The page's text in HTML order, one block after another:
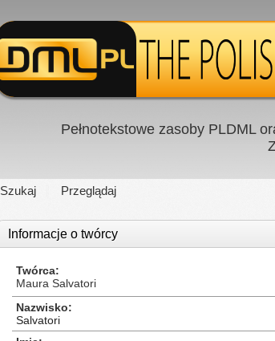
Pełnotekstowe zasoby PLDML
Szukaj Przeglądaj
Informacje o twórcy
Twórca
Maura Salvatori
Nazwisko
Salvatori